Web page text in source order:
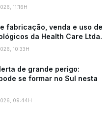
11:16H
fabricação, venda e uso de
da Health Care Ltda.
10:33H
de grande perigo:
se formar no Sul nesta
09:44H